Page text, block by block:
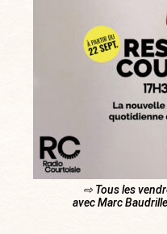
⇨ Tous les
avec Marc